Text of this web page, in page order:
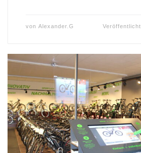
von Alexander.G Veröffentlicht